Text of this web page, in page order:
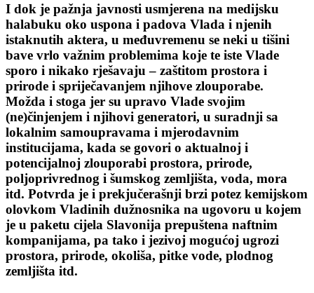
I dok je pažnja javnosti usmjerena na medijsku
halabuku oko uspona i padova Vlada i njenih
istaknutih aktera, u međuvremenu se neki u tišini
bave vrlo važnim problemima koje te iste Vlade
sporo i nikako rješavaju – zaštitom prostora i
prirode i spriječavanjem njihove zlouporabe.
Možda i stoga jer su upravo Vlade svojim
(ne)činjenjem i njihovi generatori, u suradnji sa
lokalnim samoupravama i mjerodavnim
institucijama, kada se govori o aktualnoj i
potencijalnoj zlouporabi prostora, prirode,
poljoprivrednog i šumskog zemljišta, voda, mora
itd. Potvrda je i prekjučerašnji brzi potez kemijskom
olovkom Vladinih dužnosnika na ugovoru u kojem
je u paketu cijela Slavonija prepuštena naftnim
kompanijama, pa tako i jezivoj mogućoj ugrozi
prostora, prirode, okoliša, pitke vode, plodnog
zemljišta itd.